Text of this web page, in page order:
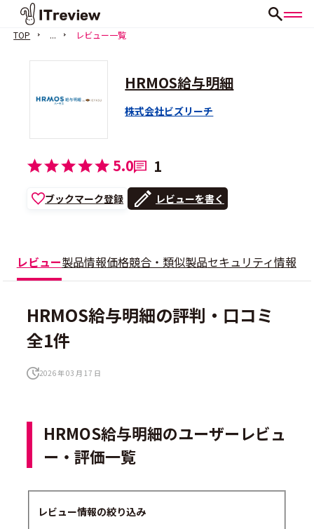
TOP ... レビュー一覧
HRMOS給与明細
株式会社ビズリーチ
5.0 1
ブックマーク登録 レビューを書く
レビュー製品情報価格競合・類似製品セキュリティ情報
HRMOS給与明細の評判・口コミ
全1件
2026 年 03 月 17 日
HRMOS給与明細のユーザーレビュ
ー・評価一覧
レビュー情報の絞り込み